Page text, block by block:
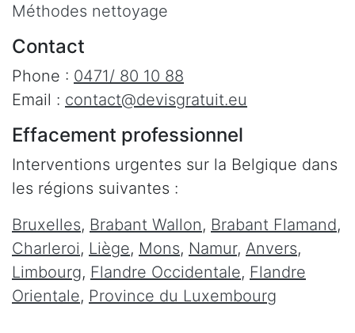
Méthodes nettoyage
Contact
Phone : 0471/ 80 10 88
Email : contact@devisgratuit.eu
Effacement professionnel
Interventions urgentes sur la Belgique dans
les régions suivantes :
Bruxelles, Brabant Wallon, Brabant Flamand,
Charleroi, Liège, Mons, Namur, Anvers,
Limbourg, Flandre Occidentale, Flandre
Orientale, Province du Luxembourg